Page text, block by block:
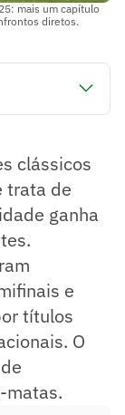
mais um capítulo
diretos.
em fases
Paulistão 2025
clássicos
trata de
ganha
e
títulos
O
matas.